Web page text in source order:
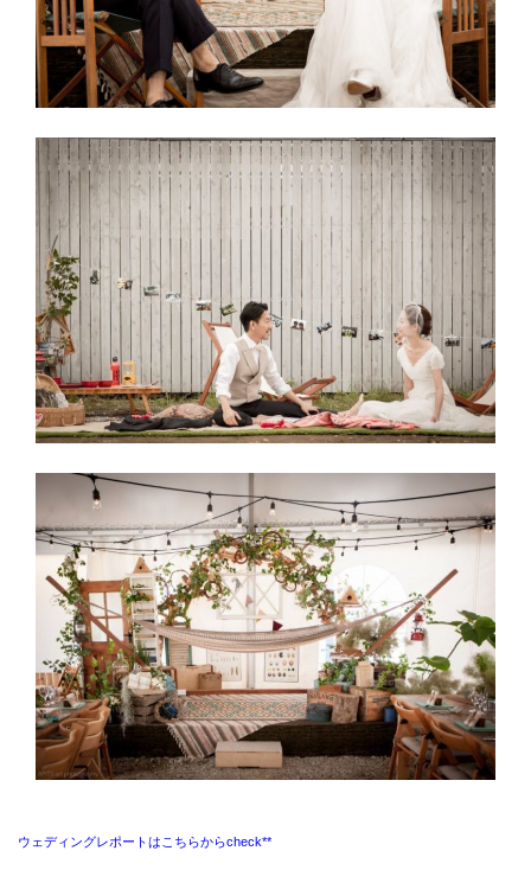
ウェディングレポートはこちらからcheck**